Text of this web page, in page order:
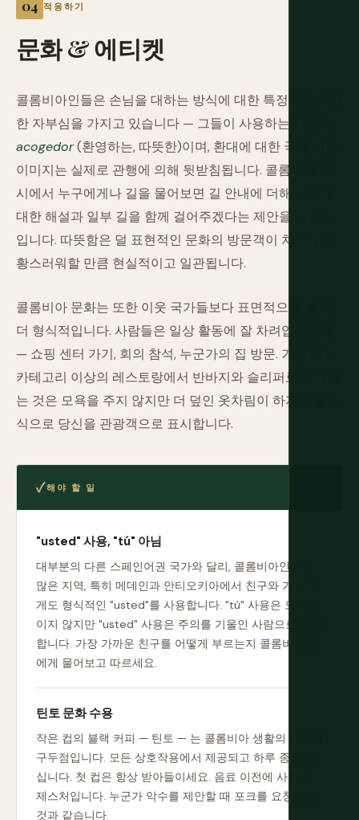
적응하기
문화&에티켓
콜롬비아인들은 손님을 대하는 방식에 대한 특정하고 정당
한 자부심을 가지고 있습니다 — 그들이 사용하는 단어는
acogedor(환영하는, 따뜻한)이며, 환대에 대한 국가 자아
이미지는 실제로 관행에 의해 뒷받침됩니다. 콜롬비아 도
시에서 누구에게나 길을 물어보면 길 안내에 더해 동네에
대한 해설과 일부 길을 함께 걸어주겠다는 제안을 받을 것
입니다. 따뜻함은 덜 표현적인 문화의 방문객이 처음에 당
황스러워할 만큼 현실적이고 일관됩니다.
콜롬비아 문화는 또한 이웃 국가들보다 표면적으로 훨씬
더 형식적입니다. 사람들은 일상 활동에 잘 차려입습니다
— 쇼핑 센터 가기, 회의 참석, 누군가의 집 방문. 가장 기본
카테고리 이상의 레스토랑에서 반바지와 슬리퍼로 나타나
는 것은 모욕을 주지 않지만 더 덮인 옷차림이 하지 않을 방
식으로 당신을 관광객으로 표시합니다.
해야 할 일
"usted" 사용, "tú" 아님
대부분의 다른 스페인어권 국가와 달리, 콜롬비아인들은
많은 지역, 특히 메데인과 안티오키아에서 친구와 가족에
게도 형식적인 "usted"를 사용합니다. "tú" 사용은 모욕적
이지 않지만 "usted" 사용은 주의를 기울인 사람으로 표시
합니다. 가장 가까운 친구를 어떻게 부르는지 콜롬비아인
에게 물어보고 따르세요.
틴토 문화 수용
작은 컵의 블랙 커피 — 틴토 — 는 콜롬비아 생활의 사회적
구두점입니다. 모든 상호작용에서 제공되고 하루 종일 마
십니다. 첫 컵은 항상 받아들이세요. 음료 이전에 사회적
제스처입니다. 누군가 악수를 제안할 때 포크를 요청하는
것과 같습니다.